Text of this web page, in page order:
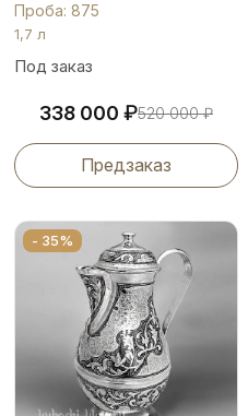
Проба: 875
1,7 л
Под заказ
338 000 ₽520 000₽
Предзаказ
- 35%